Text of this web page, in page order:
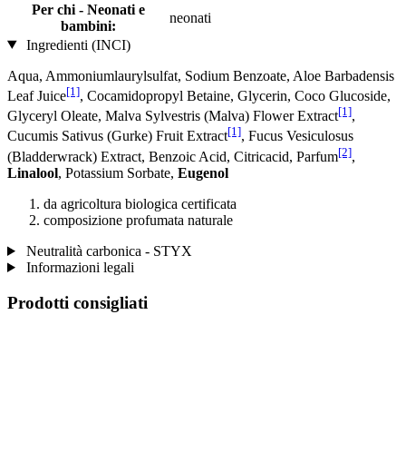
Per chi - Neonati e
bambini:
neonati
Ingredienti (INCI)
Aqua, Ammoniumlaurylsulfat, Sodium Benzoate, Aloe Barbadensis
Leaf Juice[1], Cocamidopropyl Betaine, Glycerin, Coco Glucoside,
Glyceryl Oleate, Malva Sylvestris (Malva) Flower Extract[1],
Cucumis Sativus (Gurke) Fruit Extract[1], Fucus Vesiculosus
(Bladderwrack) Extract, Benzoic Acid, Citricacid, Parfum[2],
Linalool, Potassium Sorbate, Eugenol
da agricoltura biologica certificata
composizione profumata naturale
Neutralità carbonica - STYX
Informazioni legali
Prodotti consigliati